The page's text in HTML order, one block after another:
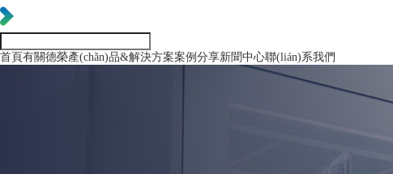
首頁有關德榮產(chǎn)品&解決方案
醫(yī)療器械第三方智慧物流
案例分享新聞中心
公司公告
聯(lián)系我們